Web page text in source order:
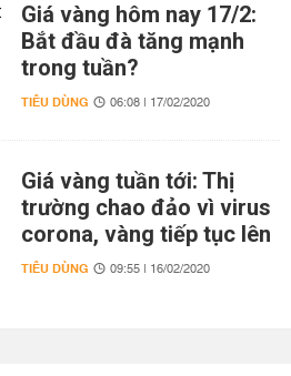
Giá vàng hôm nay 17/2:
Bắt đầu đà tăng mạnh
trong tuần?
TIÊU DÙNG 06:08 | 17/02/2020
Giá vàng tuần tới: Thị
trường chao đảo vì virus
corona, vàng tiếp tục lên
TIÊU DÙNG 09:55 | 16/02/2020